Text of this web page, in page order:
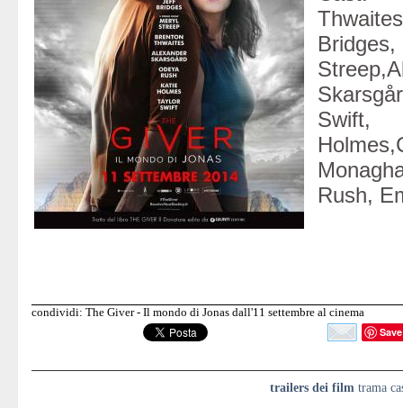
Rush,
condividi: The Giver - Il mondo di Jonas dall'11 settembre al cinema
Save
trailers dei film trama